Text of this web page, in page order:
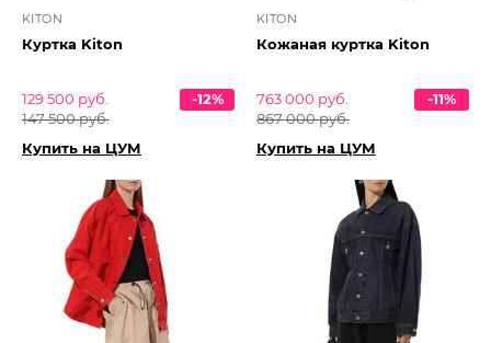
KITON
Куртка Kiton
129 500 руб.
147 500 руб.
-12%
Купить на ЦУМ
KITON
Кожаная куртка Kiton
763 000 руб.
867 000 руб.
-11%
Купить на ЦУМ